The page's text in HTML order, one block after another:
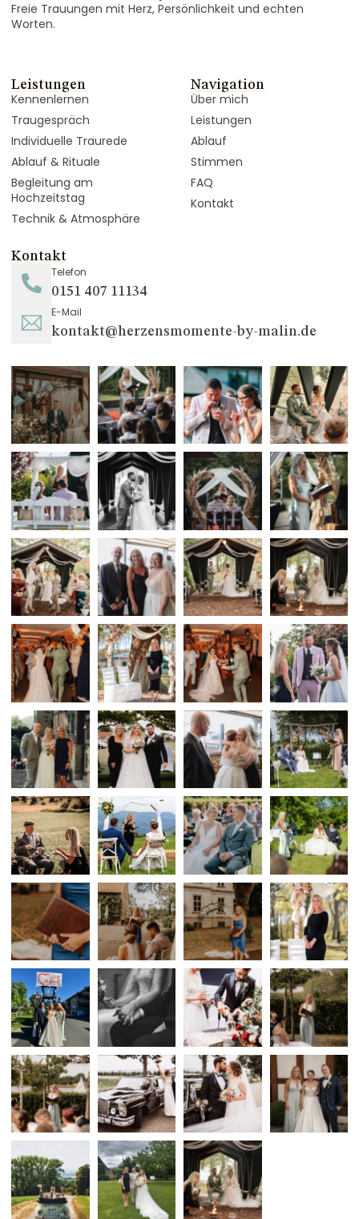
Freie Trauungen mit Herz, Persönlichkeit und echten
Worten.
Leistungen
Kennenlernen
Traugespräch
Individuelle Traurede
Ablauf & Rituale
Begleitung am
Hochzeitstag
Technik & Atmosphäre
Navigation
Über mich
Leistungen
Ablauf
Stimmen
FAQ
Kontakt
Kontakt
Telefon
0151 407 11134
E-Mail
kontakt@herzensmomente-by-malin.de